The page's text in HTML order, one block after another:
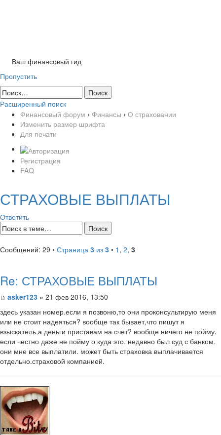
Ваш финансовый гид
Пропустить
Расширенный поиск
Финансовый форум ‹ Финансы ‹ О страховании
Изменить размер шрифта
Для печати
Регистрация
FAQ
СТРАХОВЫЕ ВЫПЛАТЫ
Ответить
Сообщений: 29 • Страница 3 из 3 • 1 , 2, 3
Re: СТРАХОВЫЕ ВЫПЛАТЫ
asker123 » 21 фев 2016, 13:50
здесь указан номер.если я позвоню,то они проконсультирую меня
или не стоит надеяться? вообще так бывает,что пишут я
взыскатель,а деньги приставам на счет? вообще ничего не пойму.
если честно даже не пойму о куда это. недавно был суд с банком.
они мне все выплатили. может быть страховка выплачивается
отдельно.страховой компанией.